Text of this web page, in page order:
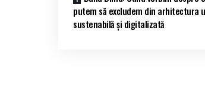
putem să excludem din arhitectura
sustenabilă și digitalizată